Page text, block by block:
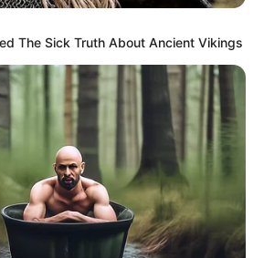
The Sick Truth About Ancient Vikings